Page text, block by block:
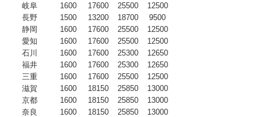
岐阜
1600 17600 25500
12500
長野
1500 13200 18700
9500
静岡
1600 17600 25500
12500
愛知
1600 17600 25500
12500
石川
1600 17600 25300
12650
福井
1600 17600 25300
12650
三重
1600 17600 25500
12500
滋賀
1600 18150 25850
13000
京都
1600 18150 25850
13000
奈良
1600 18150 25850
13000